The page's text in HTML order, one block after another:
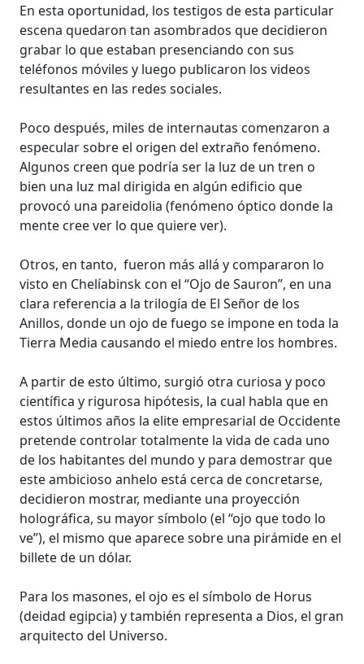
En esta oportunidad, los testigos de esta particular
escena quedaron tan asombrados que decidieron
grabar lo que estaban presenciando con sus
teléfonos móviles y luego publicaron los videos
resultantes en las redes sociales.
Poco después, miles de internautas comenzaron a
especular sobre el origen del extraño fenómeno.
Algunos creen que podría ser la luz de un tren o
bien una luz mal dirigida en algún edificio que
provocó una pareidolia (fenómeno óptico donde la
mente cree ver lo que quiere ver).
Otros, en tanto, fueron más allá y compararon lo
visto en Chelíabinsk con el “Ojo de Sauron”, en una
clara referencia a la trilogía de El Señor de los
Anillos, donde un ojo de fuego se impone en toda la
Tierra Media causando el miedo entre los hombres.
A partir de esto último, surgió otra curiosa y poco
científica y rigurosa hipótesis, la cual habla que en
estos últimos años la elite empresarial de Occidente
pretende controlar totalmente la vida de cada uno
de los habitantes del mundo y para demostrar que
este ambicioso anhelo está cerca de concretarse,
decidieron mostrar, mediante una proyección
holográfica, su mayor símbolo (el “ojo que todo lo
ve”), el mismo que aparece sobre una pirámide en el
billete de un dólar.
Para los masones, el ojo es el símbolo de Horus
(deidad egipcia) y también representa a Dios, el gran
arquitecto del Universo.